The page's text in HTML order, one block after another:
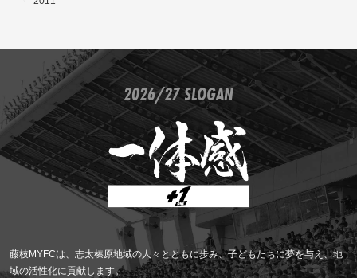
2026/27 SLOGAN
藤枝MYFCは、志太榛原地域の人々とともに歩み、子どもたちに夢を与え、地
域の活性化に貢献します。